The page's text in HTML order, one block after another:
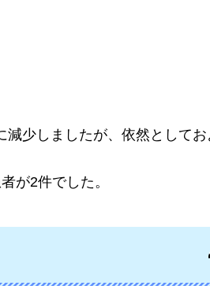
少しましたが、依然としてお
が2件でした。